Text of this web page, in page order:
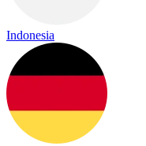
Indonesia